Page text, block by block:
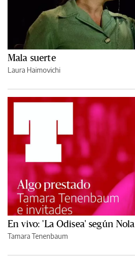
Mala suerte
Laura Haimovichi
En vivo: 'La Odisea' según
Tamara Tenenbaum